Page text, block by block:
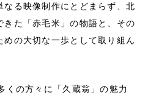
なる映像制作にとどまらず、北
きた「赤毛米」の物語と、その
の大切な一歩として取り組ん
くの方々に「久蔵翁」の魅力